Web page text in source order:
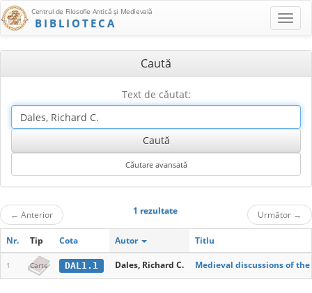
Centrul de Filosofie Antică şi Medievală
BIBLIOTECA
Caută
Text de căutat:
← Anterior 1 rezultate Următor →
Nr. Tip Cota Autor Titlu
1 Carte DAL1.1 Dales, Richard C. Medieval discussions of